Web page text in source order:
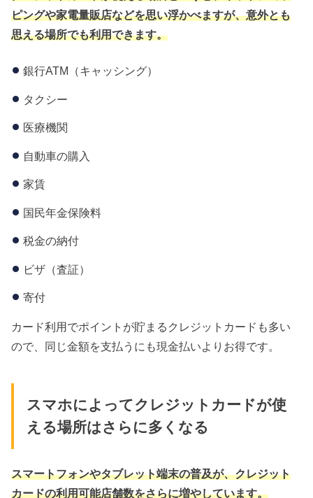
ピングや家電量販店などを思い浮かべますが、意外とも
思える場所でも利用できます。
銀行ATM（キャッシング）
タクシー
医療機関
自動車の購入
家賃
国民年金保険料
税金の納付
ビザ（査証）
寄付
カード利用でポイントが貯まるクレジットカードも多い
ので、同じ金額を支払うにも現金払いよりお得です。
スマホによってクレジットカードが使
える場所はさらに多くなる
スマートフォンやタブレット端末の普及が、クレジット
カードの利用可能店舗数をさらに増やしています。